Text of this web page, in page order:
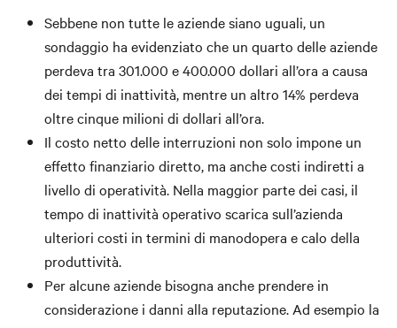
Sebbene non tutte le aziende siano uguali, un
sondaggio ha evidenziato che un quarto delle aziende
perdeva tra 301.000 e 400.000 dollari all’ora a causa
dei tempi di inattività, mentre un altro 14% perdeva
oltre cinque milioni di dollari all’ora.
Il costo netto delle interruzioni non solo impone un
effetto finanziario diretto, ma anche costi indiretti a
livello di operatività. Nella maggior parte dei casi, il
tempo di inattività operativo scarica sull’azienda
ulteriori costi in termini di manodopera e calo della
produttività.
Per alcune aziende bisogna anche prendere in
considerazione i danni alla reputazione. Ad esempio la